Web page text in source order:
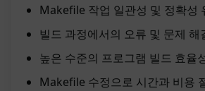
Makefile 작업 일관성 및 정확성
빌드 과정에서의 오류 및 문제 해
높은 수준의 프로그램 빌드 효율
Makefile 수정으로 시간과 비용